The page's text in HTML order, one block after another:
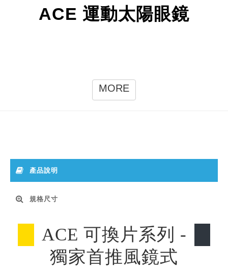
ACE 運動太陽眼鏡
MORE
產品說明
規格尺寸
ACE 可換片系列 -
獨家首推風鏡式